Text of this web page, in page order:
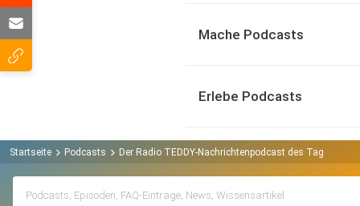
Mache Podcasts
Erlebe Podcasts
Startseite Podcasts Der Radio TEDDY-Nachrichtenpodcast des Tages